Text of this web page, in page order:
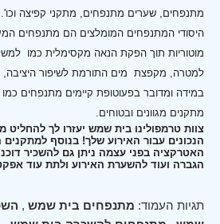
מתנפחים, שערים מתנפחים, מתקני קפיצה וכו'.
היסודי המתנפחים המומלצים הם מתנפחים
מוטוריות תוך הפקת הנאה מקסימלית כמו
למטרה, מקפצת מים התורמת לשיפור היציבה,
במידה ומדובר בפעוטופת קיימים מתנפחים כמו
מתקנים מגוונים ובטוחים.
צוות טרמפולינו בית שמש יעזרו לך
הנכונים עבור האירוע שלך! בנוסף
האטרקציה בפני עצמה ניתן גם להשכיר דוכני
הגברה ועוד להשערת האירוע ולתת עוד
תגיות העמוד: מתנפחים בית שמש ,